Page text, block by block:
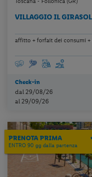
VILLAGGIO IL
affitto + forfait dei consumi
Check-in
dal 29/08/26
al 29/09/26
PRENOTA PRIMA
ENTRO 90 gg dalla partenza